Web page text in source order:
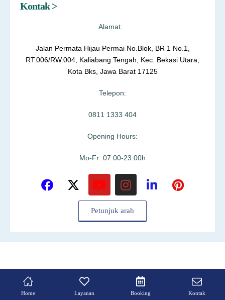
Kontak >
Alamat:
Jalan Permata Hijau Permai No.Blok, BR 1 No.1,
RT.006/RW.004, Kaliabang Tengah, Kec. Bekasi Utara,
Kota Bks, Jawa Barat 17125
Telepon:
0811 1333 404
Opening Hours:
Mo-Fr: 07:00-23:00h
Petunjuk arah
Home Layanan Booking Kontak